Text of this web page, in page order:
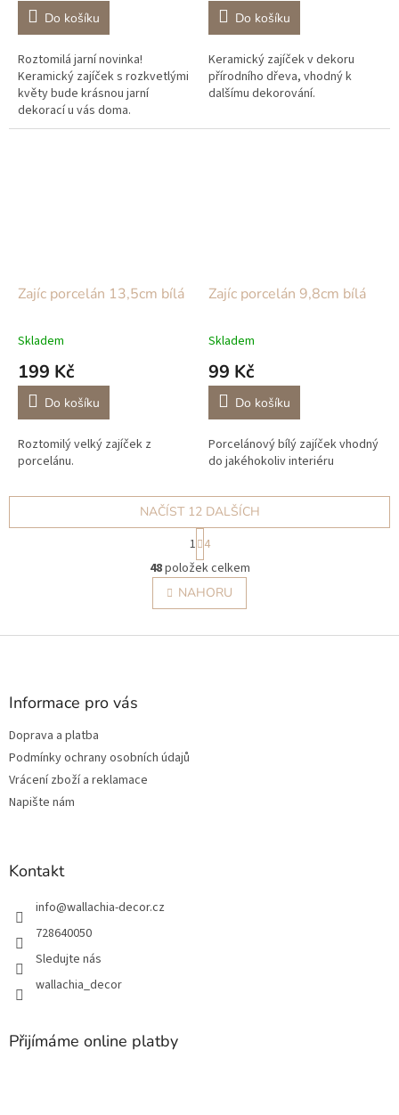
Do košíku
Roztomilá jarní novinka!
Keramický zajíček s rozkvetlými
květy bude krásnou jarní
dekorací u vás doma.
Do košíku
Keramický zajíček v dekoru
přírodního dřeva, vhodný k
dalšímu dekorování.
Zajíc porcelán 13,5cm bílá
Skladem
199 Kč
Do košíku
Roztomilý velký zajíček z
porcelánu.
Zajíc porcelán 9,8cm bílá
Skladem
99 Kč
Do košíku
Porcelánový bílý zajíček vhodný
do jakéhokoliv interiéru
O
v
l
á
NAČÍST 12 DALŠÍCH
S
t
r
á
n
k
v
1 4
48položek celkem
NAHORU
Z
Informace pro vás
Doprava a platba
Podmínky ochrany osobních údajů
Vrácení zboží a reklamace
Napište nám
Kontakt
info@wallachia-decor.cz
728640050
Sledujte nás
wallachia_decor
Přijímáme online platby